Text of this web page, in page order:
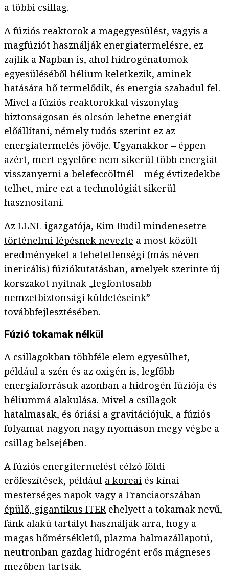
a többi csillag.
A fúziós reaktorok a magegyesülést, vagyis a
magfúziót használják energiatermelésre, ez
zajlik a Napban is, ahol hidrogénatomok
egyesüléséből hélium keletkezik, aminek
hatására hő termelődik, és energia szabadul fel.
Mivel a fúziós reaktorokkal viszonylag
biztonságosan és olcsón lehetne energiát
előállítani, némely tudós szerint ez az
energiatermelés jövője. Ugyanakkor – éppen
azért, mert egyelőre nem sikerül több energiát
visszanyerni a belefeccöltnél – még évtizedekbe
telhet, mire ezt a technológiát sikerül
hasznosítani.
Az LLNL igazgatója, Kim Budil mindenesetre
történelmi lépésnek nevezte a most közölt
eredményeket a tehetetlenségi (más néven
inericális) fúziókutatásban, amelyek szerinte új
korszakot nyitnak „legfontosabb
nemzetbiztonsági küldetéseink”
továbbfejlesztésében.
Fúzió tokamak nélkül
A csillagokban többféle elem egyesülhet,
például a szén és az oxigén is, legfőbb
energiaforrásuk azonban a hidrogén fúziója és
héliummá alakulása. Mivel a csillagok
hatalmasak, és óriási a gravitációjuk, a fúziós
folyamat nagyon nagy nyomáson megy végbe a
csillag belsejében.
A fúziós energitermelést célzó földi
erőfeszítések, például a koreai és kínai
mesterséges napok vagy a Franciaorszában
épülő, gigantikus ITERehelyett a tokamak nevű,
fánk alakú tartályt használják arra, hogy a
magas hőmérsékletű, plazma halmazállapotú,
neutronban gazdag hidrogént erős mágneses
mezőben tartsák.